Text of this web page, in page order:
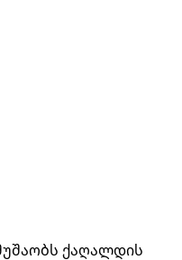
ქაღალდის